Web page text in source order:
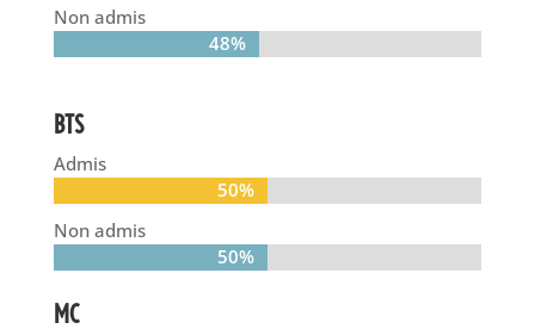
Non admis
48%
48%
BTS
Admis
50%
50%
Non admis
50%
50%
MC